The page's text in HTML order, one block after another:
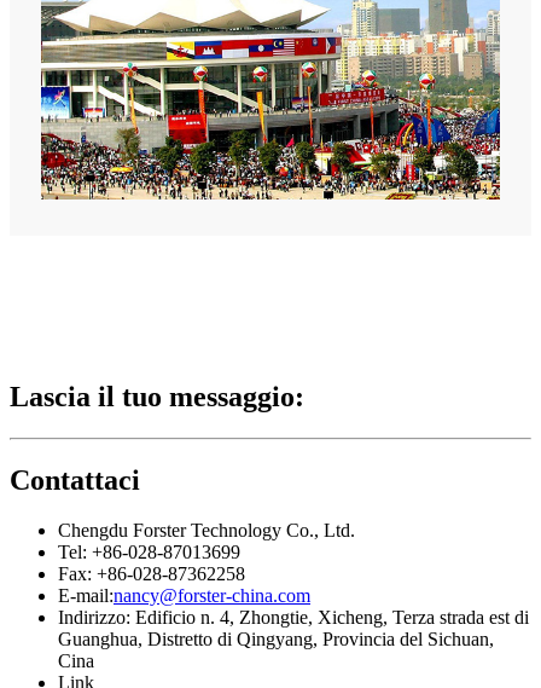
Lascia il tuo messaggio:
Contattaci
Chengdu Forster Technology Co., Ltd.
Tel: +86-028-87013699
Fax: +86-028-87362258
E-mail:nancy@forster-china.com
Indirizzo: Edificio n. 4, Zhongtie, Xicheng, Terza strada est di
Guanghua, Distretto di Qingyang, Provincia del Sichuan,
Cina
Link